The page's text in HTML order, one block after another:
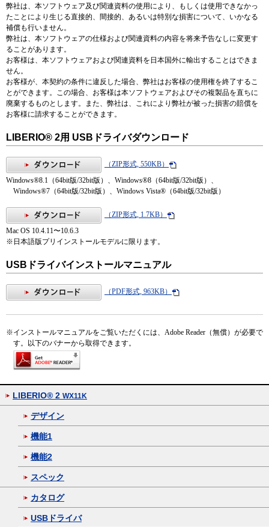
弊社は、本ソフトウェア及び関連資料の使用により、もしくは使用できなかっ
たことにより生じる直接的、間接的、あるいは特別な損害について、いかなる
補償も行いません。
弊社は、本ソフトウェアの仕様および関連資料の内容を将来予告なしに変更す
ることがあります。
お客様は、本ソフトウェアおよび関連資料を日本国外に輸出することはできま
せん。
お客様が、本契約の条件に違反した場合、弊社はお客様の使用権を終了するこ
とができます。この場合、お客様は本ソフトウェアおよびその複製品を直ちに
廃棄するものとします。また、弊社は、これにより弊社が被った損害の賠償を
お客様に請求することができます。
LIBERIO® 2用 USBドライバダウンロード
（ZIP形式, 550KB）
Windows®8.1（64bit版/32bit版）、Windows®8（64bit版/32bit版）、
Windows®7（64bit版/32bit版）、Windows Vista®（64bit版/32bit版）
（ZIP形式, 1.7KB）
Mac OS 10.4.11〜10.6.3
※ 日本語版プリインストールモデルに限ります。
USBドライバインストールマニュアル
（PDF形式, 963KB）
※インストールマニュアルをご覧いただくには、Adobe Reader（無償）が必要で
す。以下のバナーから取得できます。
LIBERIO® 2 WX11K
デザイン
機能1
機能2
スペック
カタログ
USBドライバ